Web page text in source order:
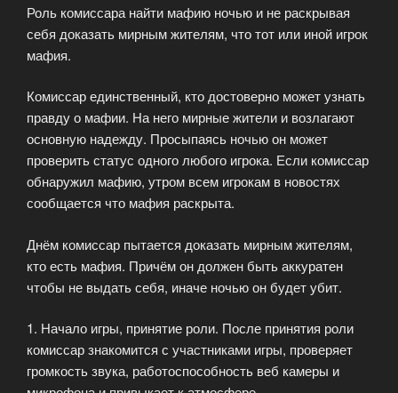
Роль комиссара найти мафию ночью и не раскрывая
себя доказать мирным жителям, что тот или иной игрок
мафия.
Комиссар единственный, кто достоверно может узнать
правду о мафии. На него мирные жители и возлагают
основную надежду. Просыпаясь ночью он может
проверить статус одного любого игрока. Если комиссар
обнаружил мафию, утром всем игрокам в новостях
сообщается что мафия раскрыта.
Днём комиссар пытается доказать мирным жителям,
кто есть мафия. Причём он должен быть аккуратен
чтобы не выдать себя, иначе ночью он будет убит.
1. Начало игры, принятие роли. После принятия роли
комиссар знакомится с участниками игры, проверяет
громкость звука, работоспособность веб камеры и